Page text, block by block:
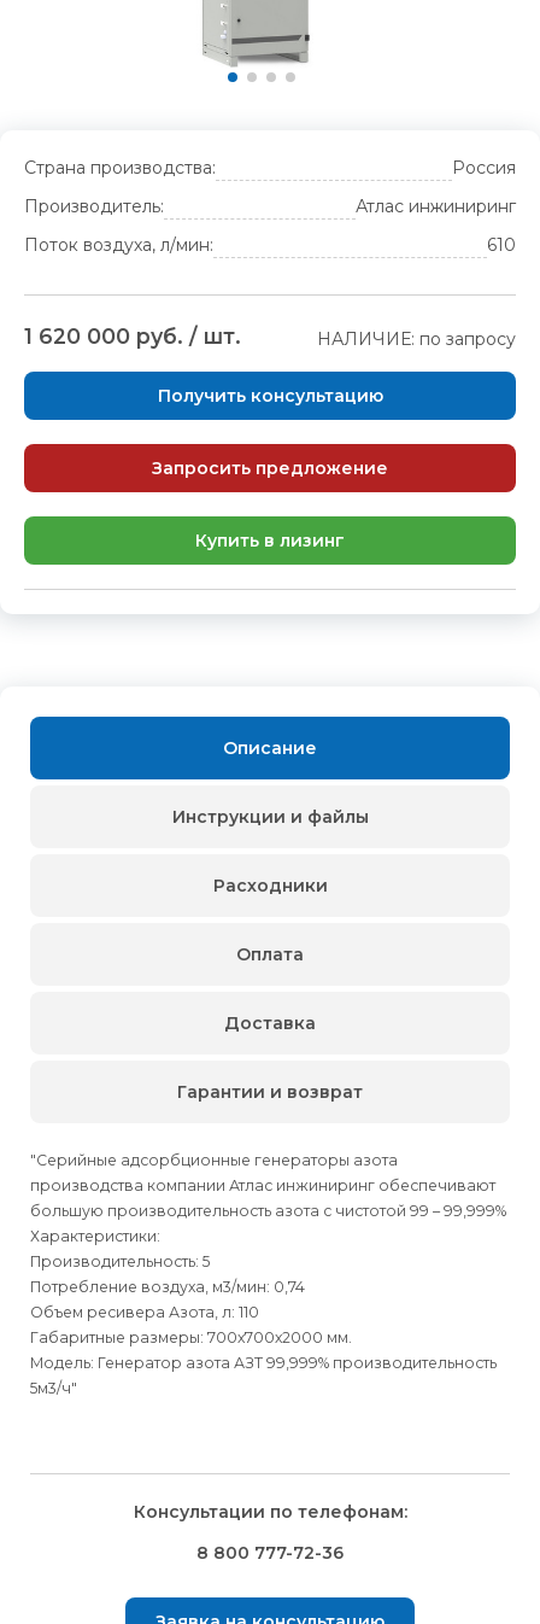
Страна производства:
Россия
Производитель:
Атлас инжиниринг
Поток воздуха, л/мин:
610
1 620 000 руб. / шт. НАЛИЧИЕ: по запросу
Получить консультацию
Запросить предложение
Купить в лизинг
Описание
"Серийные адсорбционные генераторы азота
производства компании Атлас инжиниринг обеспечивают
большую производительность азота с чистотой 99 – 99,999%
Характеристики:
Производительность: 5
Потребление воздуха, м3/мин: 0,74
Объем ресивера Азота, л: 110
Габаритные размеры: 700х700х2000 мм.
Модель: Генератор азота АЗТ 99,999% производительность
5м3/ч"
Инструкции и файлы
Расходники
Оплата
лиц
Способ оплаты
Выбрать вид оплаты Вы сможете в Корзине при
лиц
Доставка
Способыдоставки
Доставка осуществляется транспортными компаниями и
оплачивается покупателем при получении заказа.
Транспортную компанию Вы сможете выбрать в Корзине
Гарантии и возврат
лиц
Правила возврата товара, приобретённого
лиц
Консультации по телефонам:
8 800 777-72-36